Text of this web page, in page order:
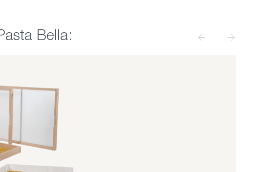
Bella: